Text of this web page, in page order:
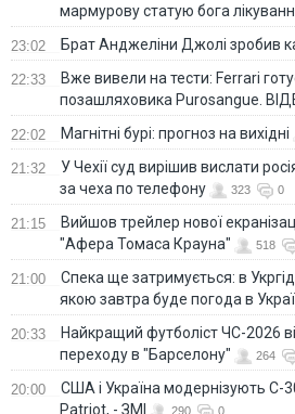
мармурову статую бога
23:02 Брат Анджеліни Джолі зробив
22:33
Вже вивели на тести: Ferrari
позашляховика Purosangue.
22:02 Магнітні бурі: прогноз на вихідні
21:32
У Чехії суд вирішив вислати
за чеха по телефону
323 0
21:15
Вийшов трейлер нової
"Афера Томаса Крауна"
518
21:00
Спека ще затримується: в
якою завтра буде погода в
20:33
Найкращий футболіст ЧС-2026
переходу в "Барселону"
264
20:00
США і Україна модернізують С-
Patriot, - ЗМІ
290 0